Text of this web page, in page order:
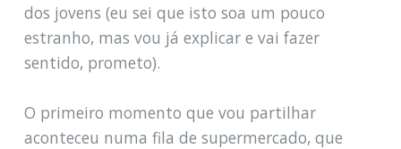
dos jovens (eu sei que isto soa um pouco
estranho, mas vou já explicar e vai fazer
sentido, prometo).
O primeiro momento que vou partilhar
aconteceu numa fila de supermercado, que